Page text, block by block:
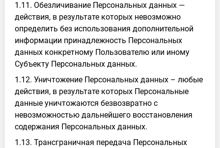
1.11. Обезличивание Персональных данных —
действия, в результате которых невозможно
определить без использования дополнительной
информации принадлежность Персональных
данных конкретному Пользователю или иному
Субъекту Персональных данных.
1.12. Уничтожение Персональных данных – любые
действия, в результате которых Персональные
данные уничтожаются безвозвратно с
невозможностью дальнейшего восстановления
содержания Персональных данных.
1.13. Трансграничная передача Персональных